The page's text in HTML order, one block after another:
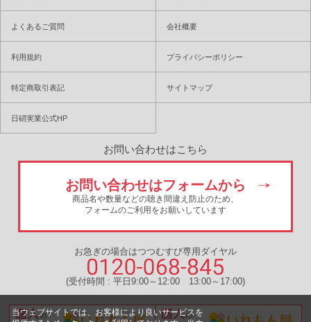
よくあるご質問 会社概要
利用規約 プライバシーポリシー
特定商取引表記 サイトマップ
日硝実業公式HP
お問い合わせはこちら
お問い合わせはフォームから
商品名や数量などの聴き間違え防止のため、
フォームのご利用をお願いしています
お急ぎの場合はつつむすび専用ダイヤル
(受付時間 : 平日9:00～12:00 13:00～17:00)
当ウェブサイトでは、お客様により良いサービスを